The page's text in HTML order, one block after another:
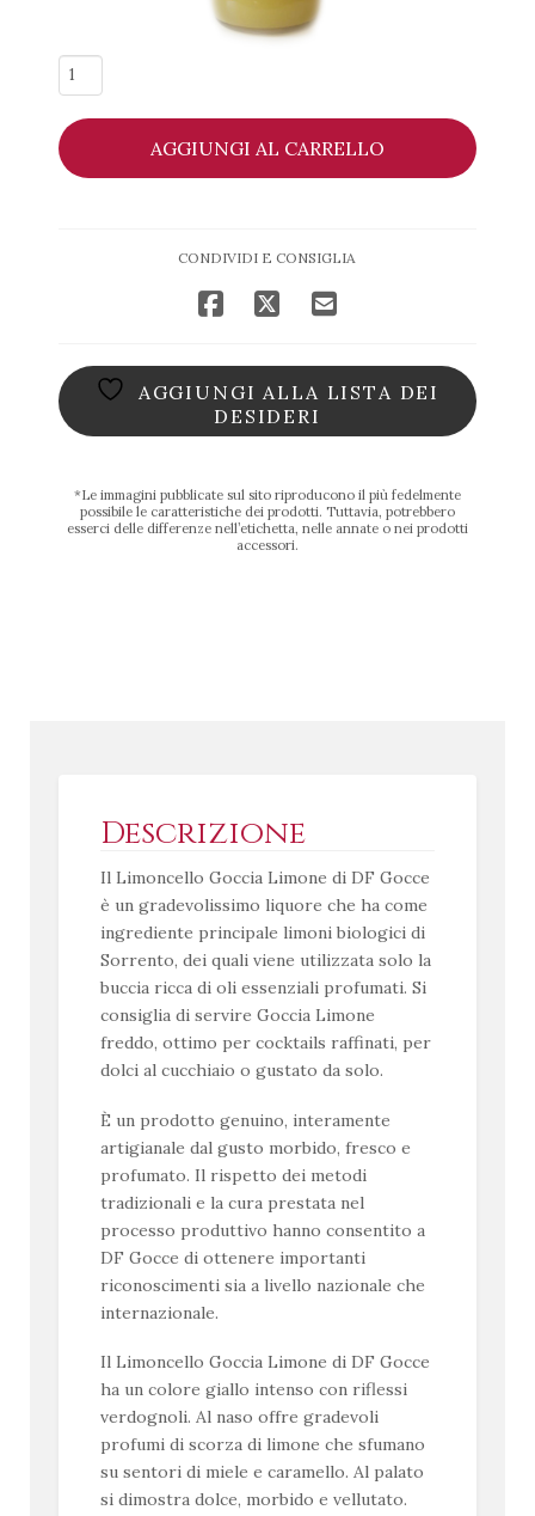
Limoncello
Goccia
Limone
-
DF
AGGIUNGI AL CARRELLO
CONDIVIDI E CONSIGLIA
AGGIUNGI ALLA LISTA DEI
DESIDERI
*Le immagini pubblicate sul sito riproducono il più fedelmente
possibile le caratteristiche dei prodotti. Tuttavia, potrebbero
esserci delle differenze nell’etichetta, nelle annate o nei prodotti
accessori.
Descrizione
Il Limoncello Goccia Limone di DF Gocce
è un gradevolissimo liquore che ha come
ingrediente principale limoni biologici di
Sorrento, dei quali viene utilizzata solo la
buccia ricca di oli essenziali profumati. Si
consiglia di servire Goccia Limone
freddo, ottimo per cocktails raffinati, per
dolci al cucchiaio o gustato da solo.
È un prodotto genuino, interamente
artigianale dal gusto morbido, fresco e
profumato. Il rispetto dei metodi
tradizionali e la cura prestata nel
processo produttivo hanno consentito a
DF Gocce di ottenere importanti
riconoscimenti sia a livello nazionale che
internazionale.
Il Limoncello Goccia Limone di DF Gocce
ha un colore giallo intenso con riflessi
verdognoli. Al naso offre gradevoli
profumi di scorza di limone che sfumano
su sentori di miele e caramello. Al palato
si dimostra dolce, morbido e vellutato.